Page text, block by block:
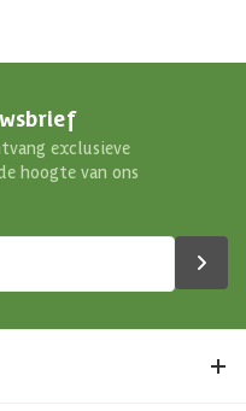
exclusieve
hoogte van ons